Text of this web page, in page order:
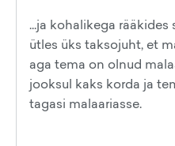
...ja kohalikega
ütles üks taksojuht, et
aga tema on olnud
jooksul kaks korda ja
tagasi malaariasse.